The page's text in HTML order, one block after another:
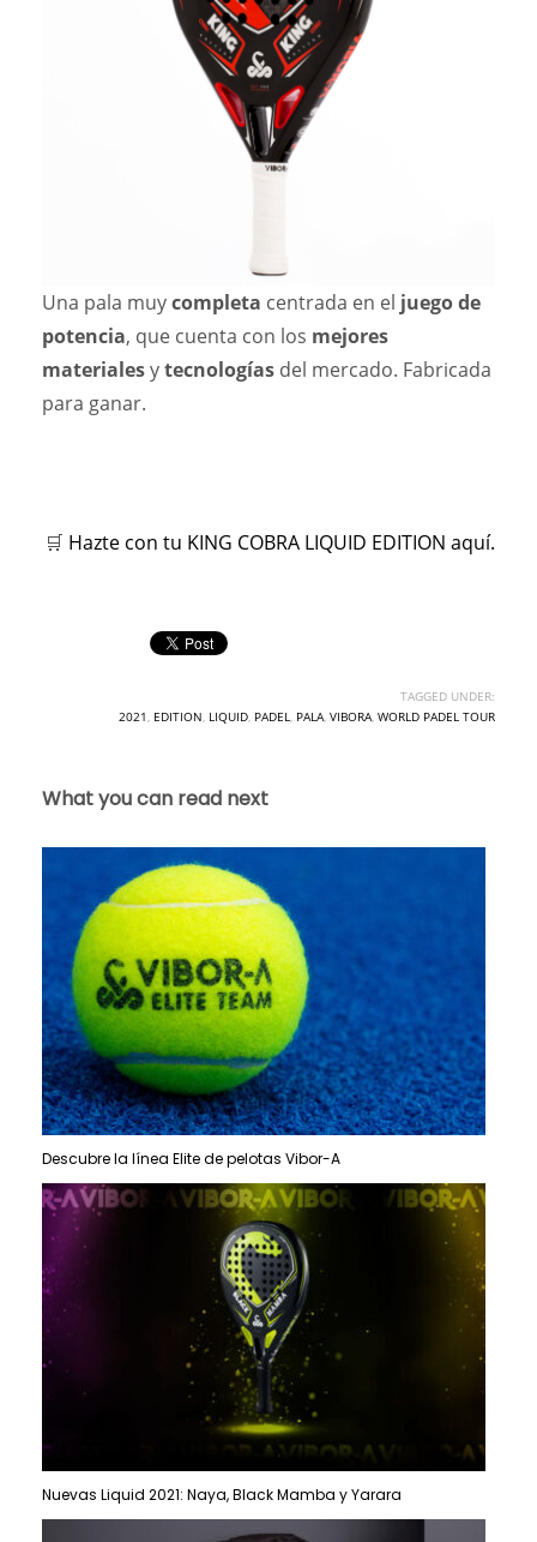
Una pala muycompleta centrada en el juego de
potencia, que cuenta con los mejores
materialesytecnologías del mercado. Fabricada
para ganar.
🛒 Hazte con tu KING COBRA LIQUID EDITION aquí.
TAGGED UNDER:
2021, EDITION, LIQUID, PADEL, PALA, VIBORA, WORLD PADEL TOUR
What you can read next
Descubre la línea Elite de pelotas Vibor-A
Nuevas Liquid 2021: Naya, Black Mamba y Yarara